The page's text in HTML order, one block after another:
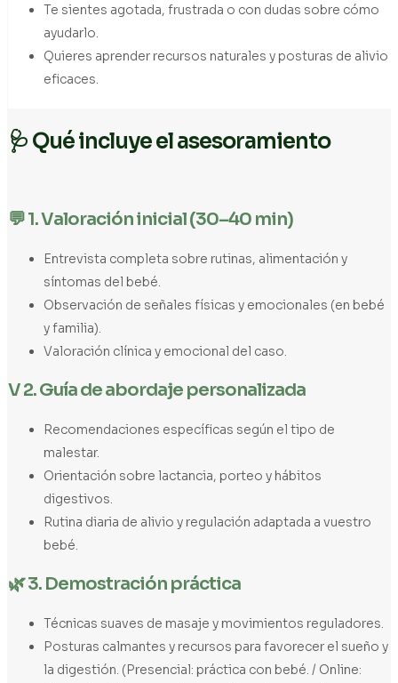
Te sientes agotada, frustrada o con dudas sobre cómo
ayudarlo.
Quieres aprender recursos naturales y posturas de alivio
eficaces.
🩺 Qué incluye el asesoramiento
💬 1. Valoración inicial (30–40 min)
Entrevista completa sobre rutinas, alimentación y
síntomas del bebé.
Observación de señales físicas y emocionales (en bebé
y familia).
Valoración clínica y emocional del caso.
V 2. Guía de abordaje personalizada
Recomendaciones específicas según el tipo de
malestar.
Orientación sobre lactancia, porteo y hábitos
digestivos.
Rutina diaria de alivio y regulación adaptada a vuestro
bebé.
🌿 3. Demostración práctica
Técnicas suaves de masaje y movimientos reguladores.
Posturas calmantes y recursos para favorecer el sueño y
la digestión. (Presencial: práctica con bebé. / Online: